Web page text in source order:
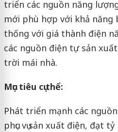
triển các nguồn năng
mới phù hợp với khả năng
thống với giá thành điện
các nguồn điện tự sản
trời mái nhà.
Mục tiêu cụ thể:
Phát triển mạnh các
phục vụ sản xuất điện, đạt